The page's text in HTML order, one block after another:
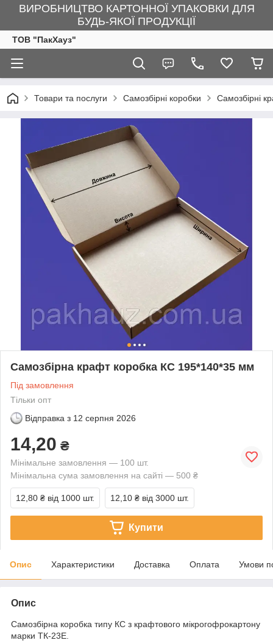
ВИРОБНИЦТВО КАРТОННОЇ УПАКОВКИ ДЛЯ
БУДЬ-ЯКОЇ ПРОДУКЦІЇ
ТОВ "ПакХауз"
Товари та послуги Самозбірні коробки Самозбірні
Самозбірна крафт коробка КС 195*140*35 мм
Під замовлення
Тільки опт
Відправка з 12 серпня 2026
14,20 ₴
Мінімальне замовлення — 100 шт.
Мінімальна сума замовлення на сайті — 500 ₴
12,80 ₴ від 1000 шт. 12,10 ₴ від 3000 шт.
Купити
Опис Характеристики Доставка Оплата Умови
Опис
Самозбірна коробка типу КС з крафтового мікрогофрокартону
марки ТК-23Е.